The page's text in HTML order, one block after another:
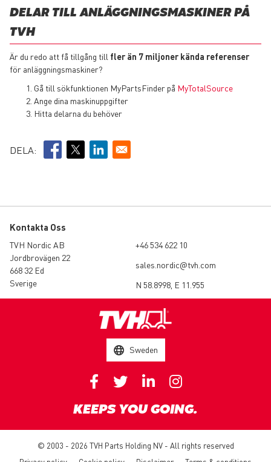
DELAR TILL ANLÄGGNINGSMASKINER PÅ
TVH
Är du redo att få tillgång till fler än 7 miljoner kända referenser
för anläggningsmaskiner?
Gå till sökfunktionen MyPartsFinder på MyTotalSource
Ange dina maskinuppgifter
Hitta delarna du behöver
DELA:
Kontakta Oss
TVH Nordic AB
Jordbrovägen 22
668 32 Ed
Sverige
+46 534 622 10
sales.nordic@tvh.com
N 58.8998, E 11.955
Sweden
KEEPS YOU GOING.
© 2003 - 2026 TVH Parts Holding NV - All rights reserved